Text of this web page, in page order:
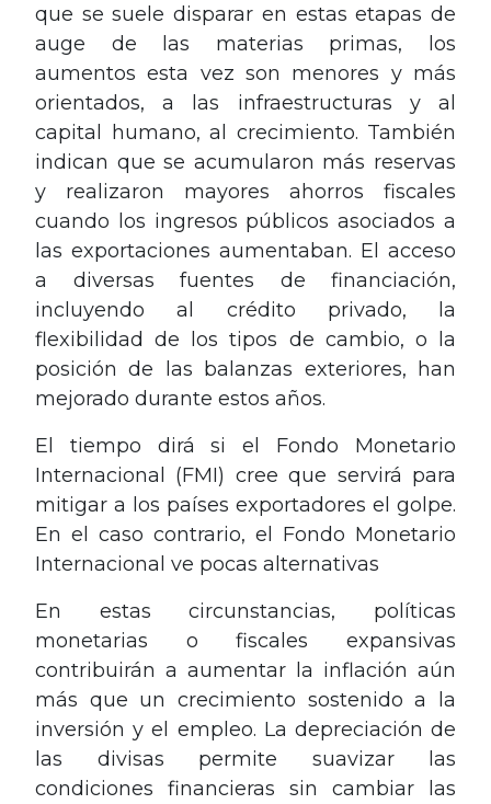
que se suele disparar en estas etapas de
auge de las materias primas, los
aumentos esta vez son menores y más
orientados, a las infraestructuras y al
capital humano, al crecimiento. También
indican que se acumularon más reservas
y realizaron mayores ahorros fiscales
cuando los ingresos públicos asociados a
las exportaciones aumentaban. El acceso
a diversas fuentes de financiación,
incluyendo al crédito privado, la
flexibilidad de los tipos de cambio, o la
posición de las balanzas exteriores, han
mejorado durante estos años.
El tiempo dirá si el Fondo Monetario
Internacional (FMI) cree que servirá para
mitigar a los países exportadores el golpe.
En el caso contrario, el Fondo Monetario
Internacional ve pocas alternativas
En estas circunstancias, políticas
monetarias o fiscales expansivas
contribuirán a aumentar la inflación aún
más que un crecimiento sostenido a la
inversión y el empleo. La depreciación de
las divisas permite suavizar las
condiciones financieras sin cambiar las